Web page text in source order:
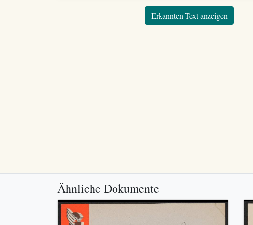
Erkannten Text anzeigen
Ähnliche Dokumente